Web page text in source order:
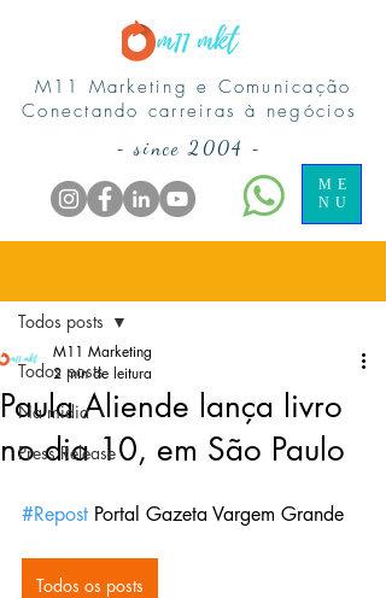
M11 Marketing e Comunicação
Conectando carreiras à negócios
ME
NU
-since 2004 -
Todos posts
Na midia
Press Release
Todos posts
Paula Aliende lança livro
no dia 10, em São Paulo
M11 Marketing
2 min de leitura
#Repost Portal Gazeta Vargem Grande
Todos os posts